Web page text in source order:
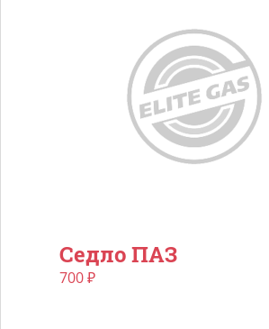
Седло ПАЗ
700₽